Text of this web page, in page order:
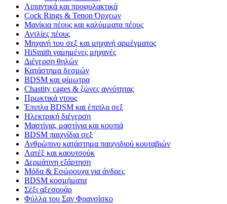
Λιπαντικά και προφυλακτικά
Cock Rings & Tenon Όρχεων
Μανίκια πέους και καλύμματα πέους
Αντλίες πέους
Μηχανή του σεξ και μηχανή αρμέγματος
HiSmith γαμημένες μηχανές
Διέγερση θηλών
Κατάστημα δεσμών
BDSM και φίμωτρα
Chastity cages & ζώνες αγνότητας
Πρωκτικά ντους
Έπιπλα BDSM και έπιπλα σεξ
Ηλεκτρική διέγερση
Μαστίγια, μαστίγια και κουπιά
BDSM παιχνίδια σεξ
Ανθρώπινο κατάστημα παιχνιδιού κουταβιών
Λατέξ και καουτσούκ
Δερμάτινη εξάρτηση
Μόδα & Εσώρουχα για άνδρες
BDSM κοσμήματα
Σέξι αξεσουάρ
Φύλλα του Σαν Φρανσίσκο